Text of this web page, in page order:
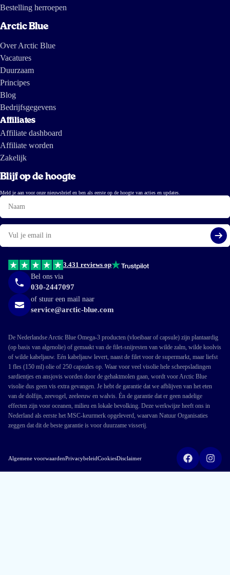
Bestelling herroepen
Arctic Blue
Over Arctic Blue
Vacatures
Duurzaam
Principes
Blog
Bedrijfsgegevens
Affiliates
Affiliate dashboard
Affiliate worden
Zakelijk
Blijf op de hoogte
Meld je aan voor onze nieuwsbrief en ben als eerste op de hoogte van acties en updates.
Naam
E-
mail
3.431 reviews op
Bel ons via
030-2447097
of stuur een mail naar
service@arctic-blue.com
De Nederlandse Arctic Blue Omega-3 producten (vloeibaar of capsule) zijn plantaardig
(op basis van algenolie) of gemaakt van de filet-snijresten van wilde zalm, wilde koolvis
of wilde kabeljauw. Eén kabeljauw levert, naast de filet voor de supermarkt, maar liefst
1 fles (150 ml) olie of 250 capsules op. Waar voor veel visolie hele scheepsladingen
sardientjes en ansjovis worden door de gehaktmolen gaan, wordt voor Arctic Blue
visolie dus geen vis extra gevangen. Je hebt de garantie dat we afblijven van het eten
van de dolfijn, zeevogel, zeeleeuw en walvis. Én de garantie dat er geen nadelige
effecten zijn voor oceanen, milieu en lokale bevolking. Deze werkwijze heeft ons in
Nederland als eerste het MSC-keurmerk opgeleverd, waarvan Natuur Organisaties
zeggen dat dit de beste garantie is voor duurzame visserij.
Algemene voorwaardenPrivacybeleidCookiesDisclaimer